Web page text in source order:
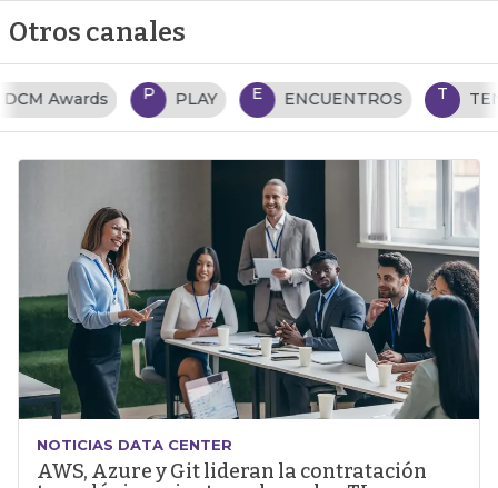
Otros canales
P PLAY E ENCUENTROS T TENDENCIAS TI
NOTICIAS DATA CENTER
AWS, Azure y Git lideran la contratación